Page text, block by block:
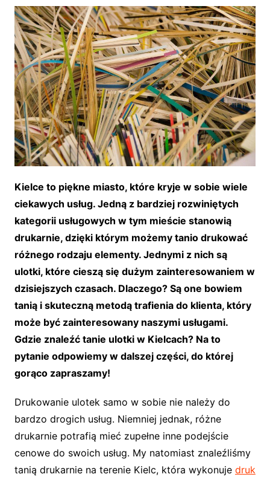
Kielce to piękne miasto, które kryje w sobie wiele
ciekawych usług. Jedną z bardziej rozwiniętych
kategorii usługowych w tym mieście stanowią
drukarnie, dzięki którym możemy tanio drukować
różnego rodzaju elementy. Jednymi z nich są
ulotki, które cieszą się dużym zainteresowaniem w
dzisiejszych czasach. Dlaczego? Są one bowiem
tanią i skuteczną metodą trafienia do klienta, który
może być zainteresowany naszymi usługami.
Gdzie znaleźć tanie ulotki w Kielcach? Na to
pytanie odpowiemy w dalszej części, do której
gorąco zapraszamy!
Drukowanie ulotek samo w sobie nie należy do
bardzo drogich usług. Niemniej jednak, różne
drukarnie potrafią mieć zupełne inne podejście
cenowe do swoich usług. My natomiast znaleźliśmy
tanią drukarnie na terenie Kielc, która wykonuje druk